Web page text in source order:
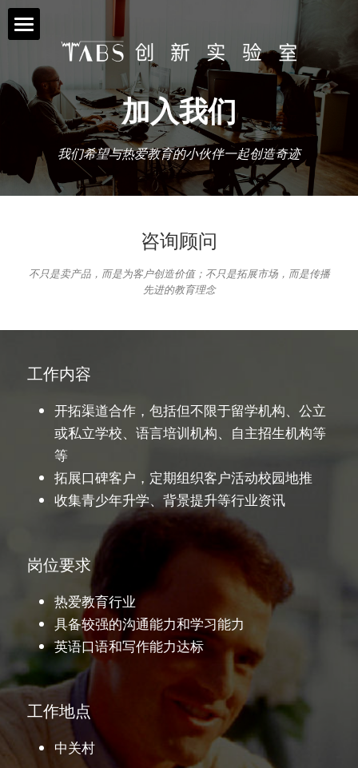
TABS项目
TABS项目简介
青年科研项目
学术成果
升学规划
升学资讯
联系我们
加入我们
我们希望与热爱教育的小伙伴一起创造奇迹
咨询顾问
不只是卖产品，而是为客户创造价值；不只是拓展市场，而是传播
先进的教育理念
工作内容
开拓渠道合作，包括但不限于留学机构、公立
或私立学校、语言培训机构、自主招生机构等
等
拓展口碑客户，定期组织客户活动校园地推
收集青少年升学、背景提升等行业资讯
岗位要求
热爱教育行业
具备较强的沟通能力和学习能力
英语口语和写作能力达标
工作地点
中关村